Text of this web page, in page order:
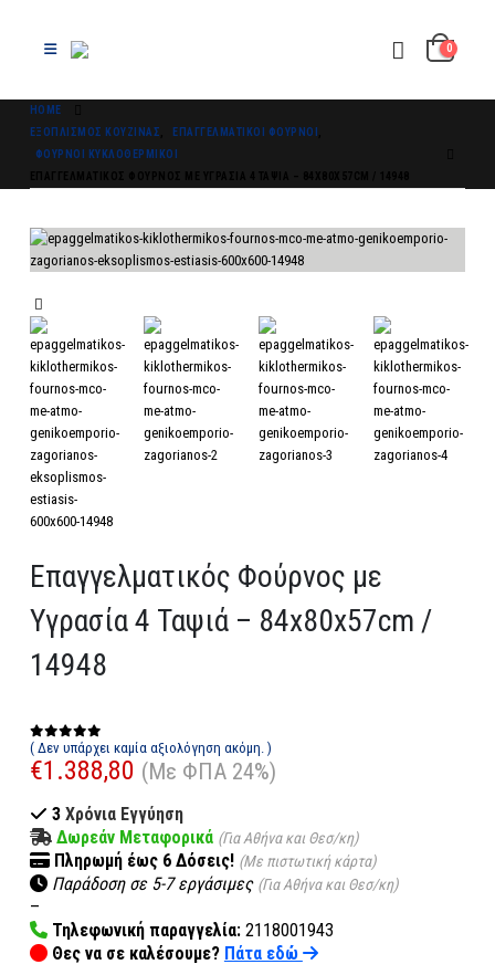
0
HOME
ΕΞΟΠΛΙΣΜΌΣ ΚΟΥΖΊΝΑΣ
ΕΠΑΓΓΕΛΜΑΤΙΚΟΊ ΦΟΎΡΝΟΙ
ΦΟΎΡΝΟΙ ΚΥΚΛΟΘΕΡΜΙΚΟΊ
Επαγγελματικός Φούρνος με
Υγρασία 4 Ταψιά – 84x80x57cm /
14948
0out of 5
( Δεν υπάρχει καμία αξιολόγηση ακόμη. )
€1.388,80 (Με ΦΠΑ 24%)
3Χρόνια Εγγύηση
Δωρεάν Μεταφορικά (Για Αθήνα και Θεσ/κη)
Πληρωμή έως 6 Δόσεις! (Με πιστωτική κάρτα)
Παράδοση σε 5-7 εργάσιμες (Για Αθήνα και Θεσ/κη)
–
Τηλεφωνική παραγγελία:2118001943
Θες να σε καλέσουμε? Πάτα εδώ